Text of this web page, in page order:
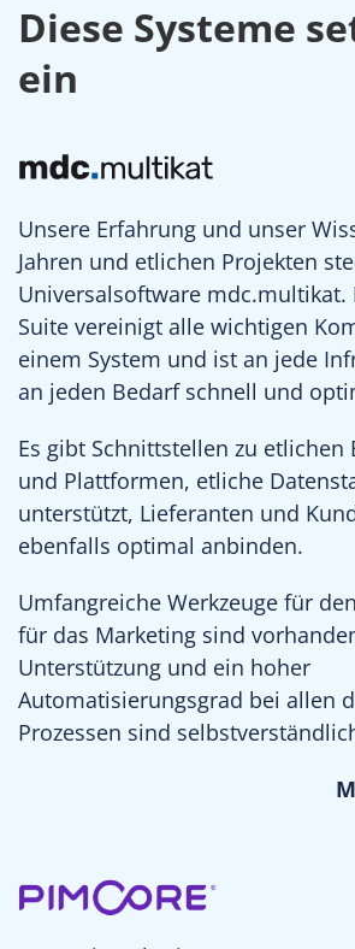
Diese Systeme
ein
Unsere Erfahrung und unser
Jahren und etlichen Projekten
Universalsoftware mdc.multikat.
Suite vereinigt alle wichtigen
einem System und ist an jede
an jeden Bedarf schnell und
Es gibt Schnittstellen zu etlichen
und Plattformen, etliche
unterstützt, Lieferanten und
ebenfalls optimal anbinden.
Umfangreiche Werkzeuge für
für das Marketing sind
Unterstützung und ein hoher
Automatisierungsgrad bei allen
Prozessen sind